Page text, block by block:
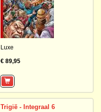
Luxe
€ 89,95
Trigië - Integraal 6